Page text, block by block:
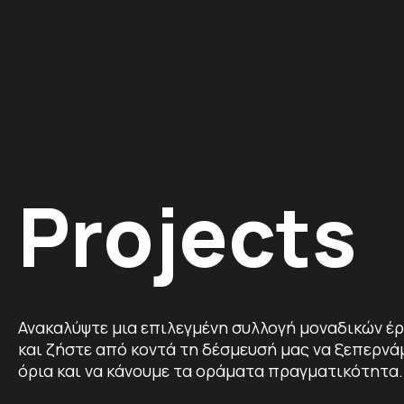
Projects
Ανακαλύψτε μια επιλεγμένη συλλογή μοναδικών
και ζήστε από κοντά τη δέσμευσή μας να
όρια και να κάνουμε τα οράματα πραγματικότητα.